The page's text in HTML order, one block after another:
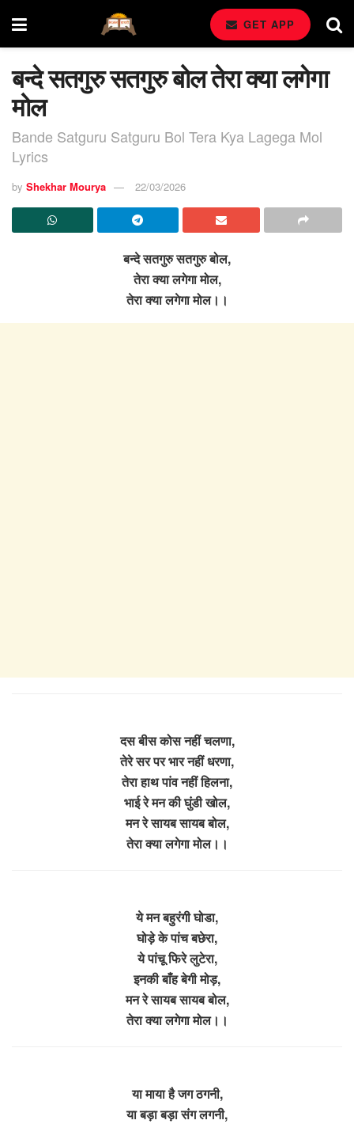
GET APP
बन्दे सतगुरु सतगुरु बोल तेरा क्या लगेगा
मोल
Bande Satguru Satguru Bol Tera Kya Lagega Mol
Lyrics
by Shekhar Mourya 22/03/2026
बन्दे सतगुरु सतगुरु बोल,
तेरा क्या लगेगा मोल,
तेरा क्या लगेगा मोल।।
दस बीस कोस नहीं चलणा,
तेरे सर पर भार नहीं धरणा,
तेरा हाथ पांव नहीं हिलना,
भाई रे मन की घुंडी खोल,
मन रे सायब सायब बोल,
तेरा क्या लगेगा मोल।।
ये मन बहुरंगी घोडा,
घोड़े के पांच बछेरा,
ये पांचू फिरे लुटेरा,
इनकी बाँह बेगी मोड़,
मन रे सायब सायब बोल,
तेरा क्या लगेगा मोल।।
या माया है जग ठगनी,
या बड़ा बड़ा संग लगनी,